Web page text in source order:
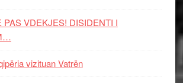
VDEKJES! DISIDENTI I
vizituan Vatrën